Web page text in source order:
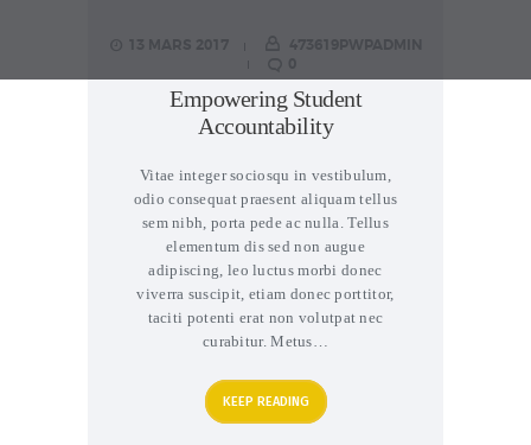
Empowering Student
Accountability
Vitae integer sociosqu in vestibulum,
odio consequat praesent aliquam tellus
sem nibh, porta pede ac nulla. Tellus
elementum dis sed non augue
adipiscing, leo luctus morbi donec
viverra suscipit, etiam donec porttitor,
taciti potenti erat non volutpat nec
curabitur. Metus…
KEEP READING